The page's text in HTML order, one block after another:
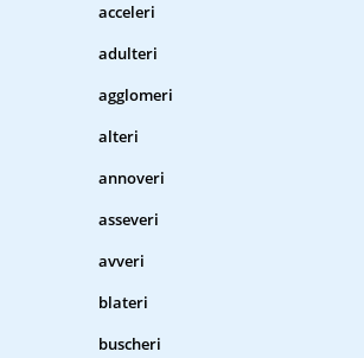
acceleri
adulteri
agglomeri
alteri
annoveri
asseveri
avveri
blateri
buscheri